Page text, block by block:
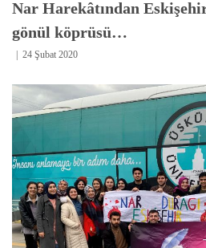
Nar Harekâtından
gönül köprüsü…
24 Şubat 2020